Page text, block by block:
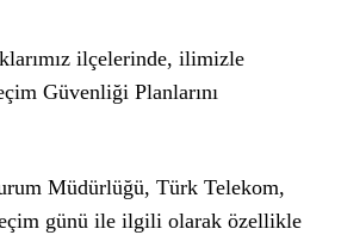
ilçelerinde, ilimizle
Güvenliği Planlarını
Müdürlüğü, Türk Telekom,
günü ile ilgili olarak özellikle